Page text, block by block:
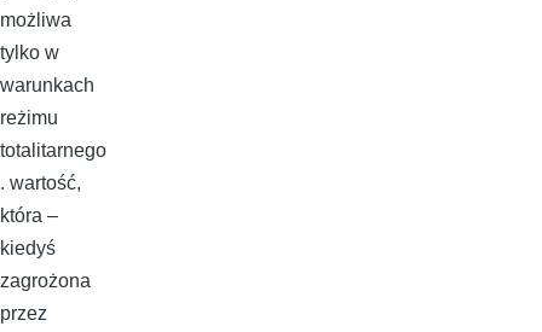
możliwa
tylko w
warunkach
reżimu
totalitarnego
. wartość,
która –
kiedyś
zagrożona
przez